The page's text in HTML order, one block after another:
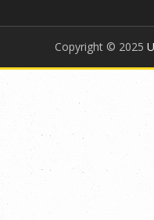
Copyright © 2025